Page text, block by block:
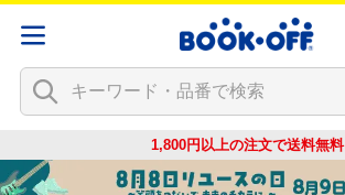
1,800円以上の注文で送料無料